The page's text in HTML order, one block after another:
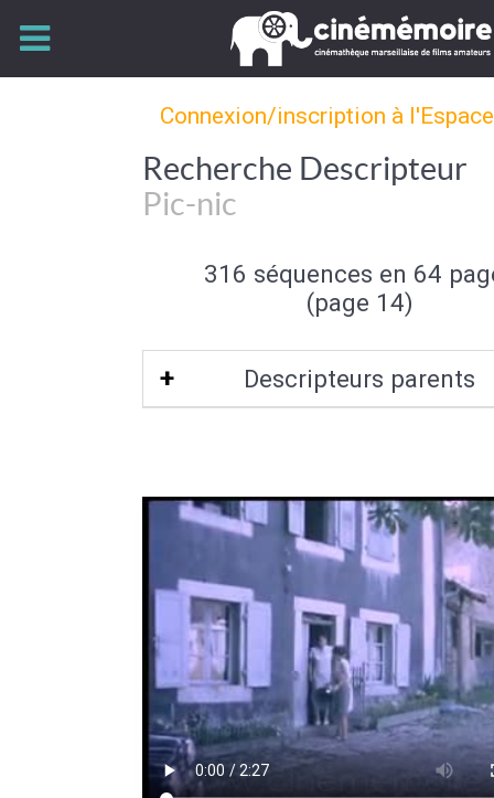
Connexion/inscription à
Recherche Descripteur
Pic-nic
316 séquences en 64
(page 14)
Descripteurs parents